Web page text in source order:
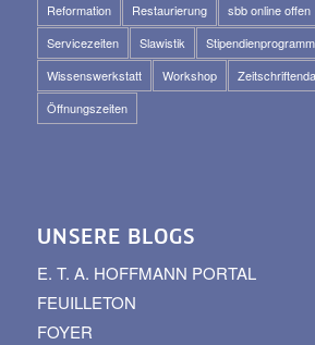
Reformation
Restaurierung sbb online offen
Servicezeiten
Slawistik Stipendienprogramm
Wissenswerkstatt
Workshop
Öffnungszeiten
UNSERE BLOGS
E. T. A. HOFFMANN PORTAL
FEUILLETON
FOYER